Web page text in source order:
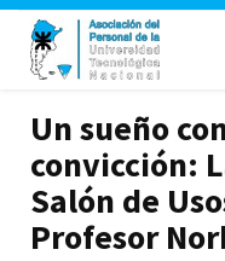
Un sueño
convicción:
Salón de
Profesor